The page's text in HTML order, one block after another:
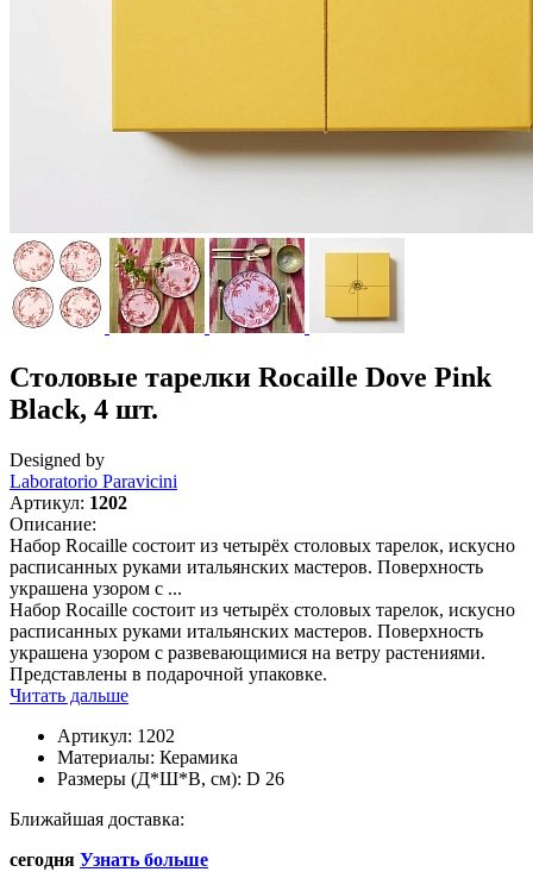
Столовые тарелки Rocaille Dove Pink
Black, 4 шт.
Designed by
Laboratorio Paravicini
Артикул: 1202
Описание:
Набор Rocaille состоит из четырёх столовых тарелок, искусно
расписанных руками итальянских мастеров. Поверхность
украшена узором с ...
Набор Rocaille состоит из четырёх столовых тарелок, искусно
расписанных руками итальянских мастеров. Поверхность
украшена узором с развевающимися на ветру растениями.
Представлены в подарочной упаковке.
Читать дальше
Артикул: 1202
Материалы: Керамика
Размеры (Д*Ш*В, см): D 26
Ближайшая доставка:
сегодня Узнать больше